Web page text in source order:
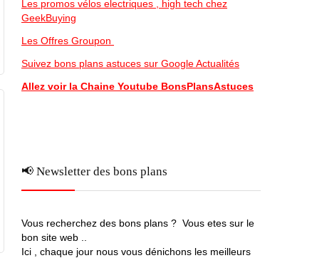
Les promos vélos electriques , high tech chez
GeekBuying
Les Offres Groupon
Suivez bons plans astuces sur Google Actualités
Allez voir la Chaine Youtube BonsPlansAstuces
📢 Newsletter des bons plans
Vous recherchez des bons plans ? Vous etes sur le
bon site web ..
Ici , chaque jour nous vous dénichons les meilleurs